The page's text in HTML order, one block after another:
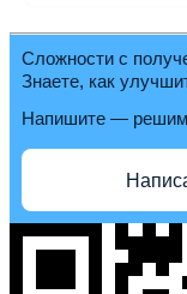
Сложности с
Знаете, как
Напишите —